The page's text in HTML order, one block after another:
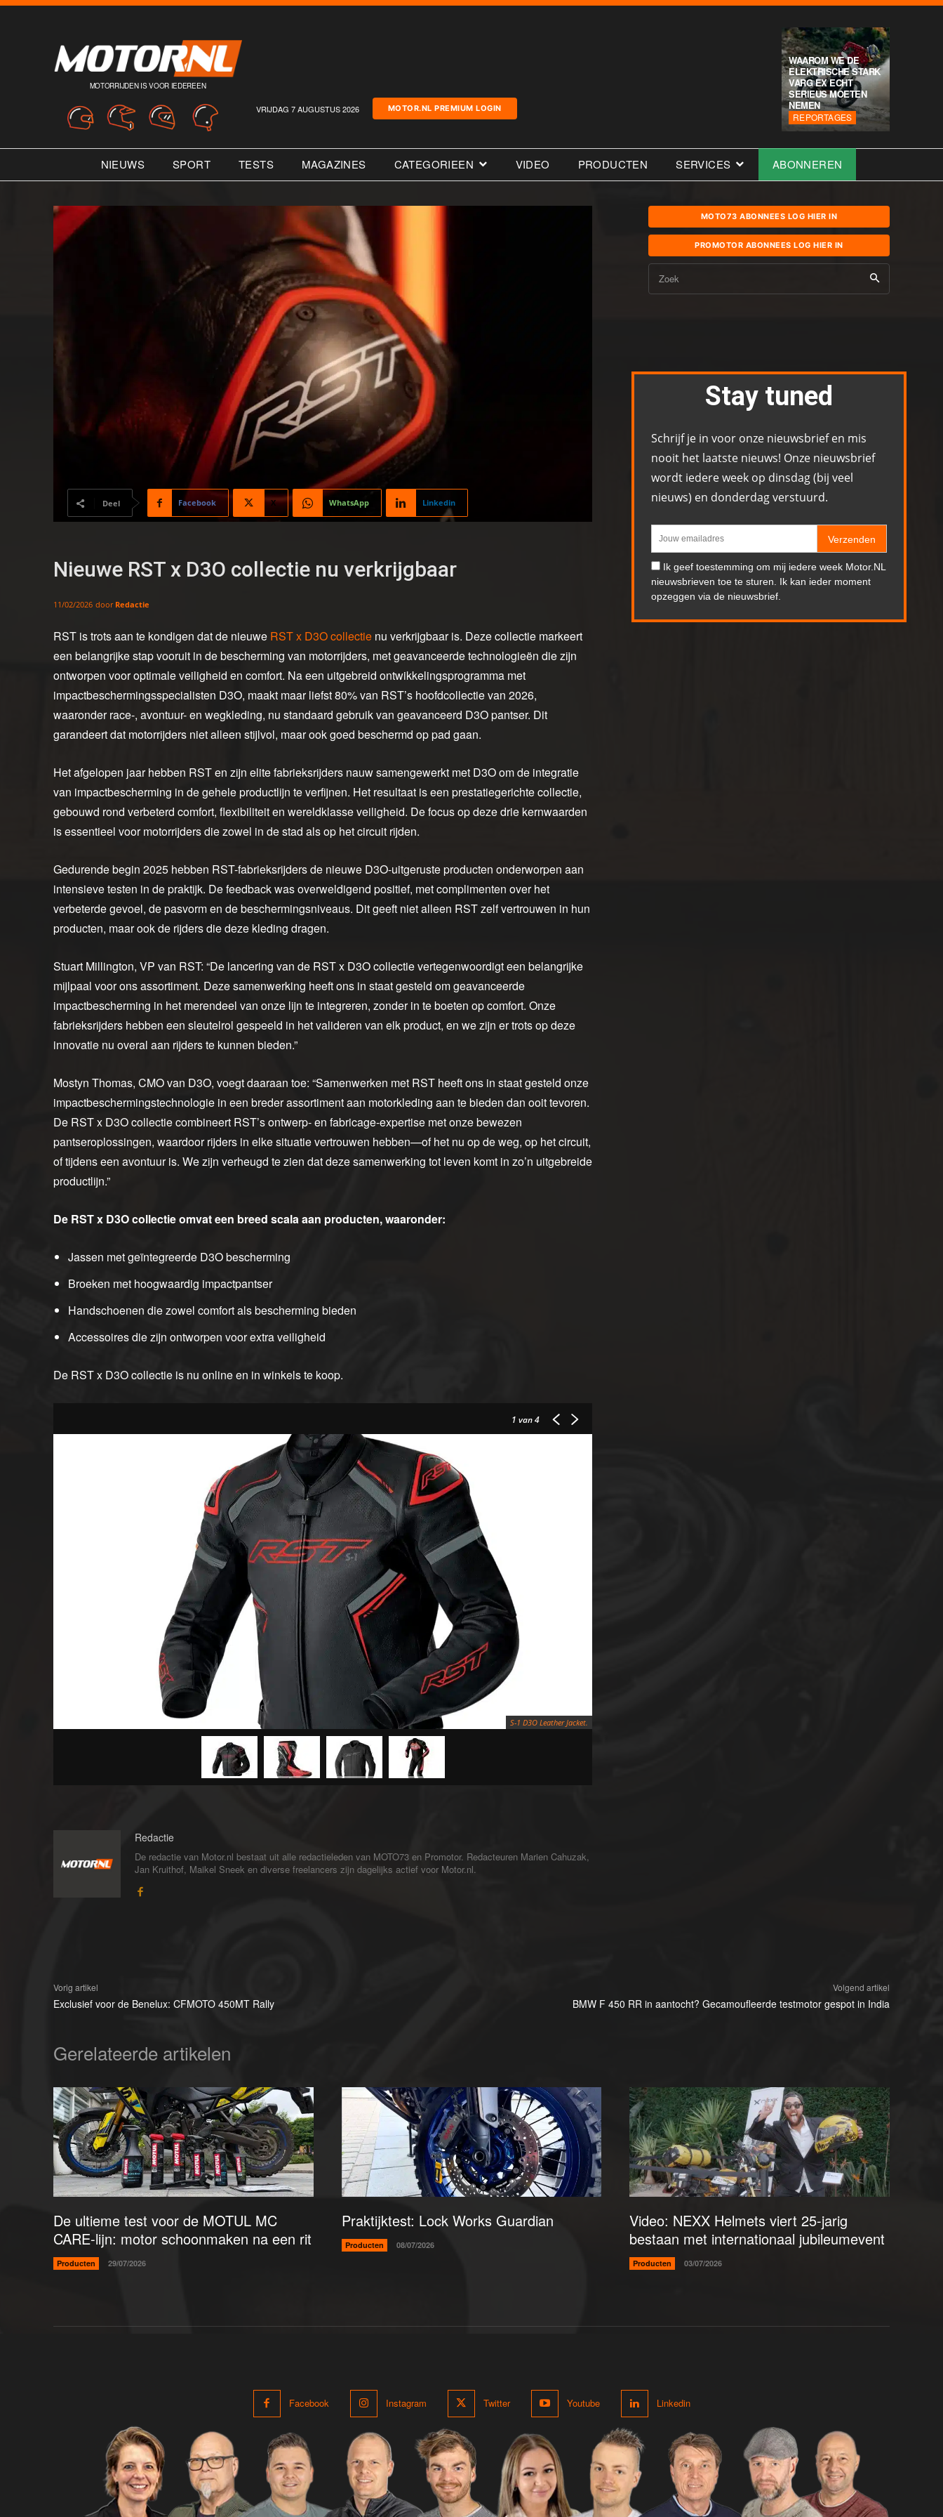
MOTORRIJDEN IS VOOR IEDEREEN
VRIJDAG 7 AUGUSTUS 2026 MOTOR.NL PREMIUM LOGIN
WAAROM WE DE
ELEKTRISCHE STARK
VARG EX ECHT
SERIEUS MOETEN
NEMEN
REPORTAGES
NIEUWS SPORT TESTS MAGAZINES CATEGORIEEN VIDEO PRODUCTEN SERVICES ABONNEREN
Deel Facebook X WhatsApp Linkedin
Nieuwe RST x D3O collectie nu verkrijgbaar
11/02/2026 door Redactie
RST is trots aan te kondigen dat de nieuwe RST x D3O collectie nu verkrijgbaar is. Deze collectie markeert
een belangrijke stap vooruit in de bescherming van motorrijders, met geavanceerde technologieën die zijn
ontworpen voor optimale veiligheid en comfort. Na een uitgebreid ontwikkelingsprogramma met
impactbeschermingsspecialisten D3O, maakt maar liefst 80% van RST’s hoofdcollectie van 2026,
waaronder race-, avontuur- en wegkleding, nu standaard gebruik van geavanceerd D3O pantser. Dit
garandeert dat motorrijders niet alleen stijlvol, maar ook goed beschermd op pad gaan.
Het afgelopen jaar hebben RST en zijn elite fabrieksrijders nauw samengewerkt met D3O om de integratie
van impactbescherming in de gehele productlijn te verfijnen. Het resultaat is een prestatiegerichte collectie,
gebouwd rond verbeterd comfort, flexibiliteit en wereldklasse veiligheid. De focus op deze drie kernwaarden
is essentieel voor motorrijders die zowel in de stad als op het circuit rijden.
Gedurende begin 2025 hebben RST-fabrieksrijders de nieuwe D3O-uitgeruste producten onderworpen aan
intensieve testen in de praktijk. De feedback was overweldigend positief, met complimenten over het
verbeterde gevoel, de pasvorm en de beschermingsniveaus. Dit geeft niet alleen RST zelf vertrouwen in hun
producten, maar ook de rijders die deze kleding dragen.
Stuart Millington, VP van RST: “De lancering van de RST x D3O collectie vertegenwoordigt een belangrijke
mijlpaal voor ons assortiment. Deze samenwerking heeft ons in staat gesteld om geavanceerde
impactbescherming in het merendeel van onze lijn te integreren, zonder in te boeten op comfort. Onze
fabrieksrijders hebben een sleutelrol gespeeld in het valideren van elk product, en we zijn er trots op deze
innovatie nu overal aan rijders te kunnen bieden.”
Mostyn Thomas, CMO van D3O, voegt daaraan toe: “Samenwerken met RST heeft ons in staat gesteld onze
impactbeschermingstechnologie in een breder assortiment aan motorkleding aan te bieden dan ooit tevoren.
De RST x D3O collectie combineert RST’s ontwerp- en fabricage-expertise met onze bewezen
pantseroplossingen, waardoor rijders in elke situatie vertrouwen hebben—of het nu op de weg, op het circuit,
of tijdens een avontuur is. We zijn verheugd te zien dat deze samenwerking tot leven komt in zo’n uitgebreide
productlijn.”
De RST x D3O collectie omvat een breed scala aan producten, waaronder:
Jassen met geïntegreerde D3O bescherming
Broeken met hoogwaardig impactpantser
Handschoenen die zowel comfort als bescherming bieden
Accessoires die zijn ontworpen voor extra veiligheid
De RST x D3O collectie is nu online en in winkels te koop.
1 van 4
S-1 D3O Leather Jacket.
Redactie
De redactie van Motor.nl bestaat uit alle redactieleden van MOTO73 en Promotor. Redacteuren Marien Cahuzak,
Jan Kruithof, Maikel Sneek en diverse freelancers zijn dagelijks actief voor Motor.nl.
MOTO73 ABONNEES LOG HIER IN
PROMOTOR ABONNEES LOG HIER IN
Zoek
Stay tuned
Schrijf je in voor onze nieuwsbrief en mis
nooit het laatste nieuws! Onze nieuwsbrief
wordt iedere week op dinsdag (bij veel
nieuws) en donderdag verstuurd.
Verzenden
Ik geef toestemming om mij iedere week Motor.NL
nieuwsbrieven toe te sturen. Ik kan ieder moment
opzeggen via de nieuwsbrief.
Vorig artikel
Exclusief voor de Benelux: CFMOTO 450MT Rally
Volgend artikel
BMW F 450 RR in aantocht? Gecamoufleerde testmotor gespot in India
Gerelateerde artikelen
De ultieme test voor de MOTUL MC
CARE-lijn: motor schoonmaken na een rit
Producten 29/07/2026
Praktijktest: Lock Works Guardian
Producten 08/07/2026
Video: NEXX Helmets viert 25-jarig
bestaan met internationaal jubileumevent
Producten 03/07/2026
Facebook Instagram Twitter Youtube Linkedin